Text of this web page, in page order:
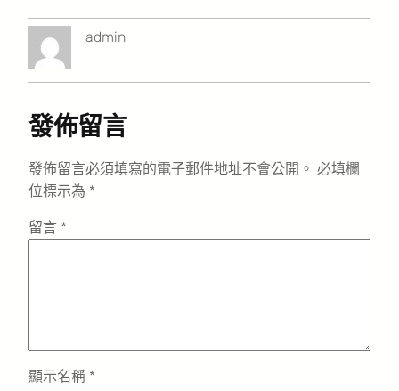
admin
發佈留言
發佈留言必須填寫的電子郵件地址不會公開。 必填欄
位標示為 *
留言 *
顯示名稱 *